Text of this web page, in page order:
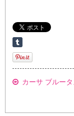
カーサ ブルー